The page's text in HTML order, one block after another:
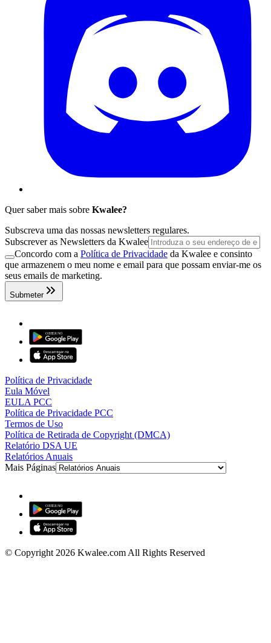
Quer saber mais sobre Kwalee?
Subscreva uma das nossas newsletters regulares.
Subscrever as Newsletters da Kwalee
Concordo com a Política de Privacidade da Kwalee e consinto
que armazenem o meu nome e email para que possam enviar-me os
seus emails de marketing.
Submeter
Política de Privacidade
Eula Móvel
EULA PCC
Política de Privacidade PCC
Termos de Uso
Política de Retirada de Copyright (DMCA)
Relatório DSA UE
Relatórios Anuais
Mais Páginas
© Copyright 2026 Kwalee.com All Rights Reserved